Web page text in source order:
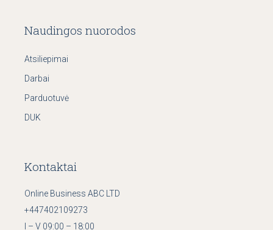
Naudingos nuorodos
Atsiliepimai
Darbai
Parduotuvė
DUK
Kontaktai
Online Business ABC LTD
+447402109273
I – V 09:00 – 18:00